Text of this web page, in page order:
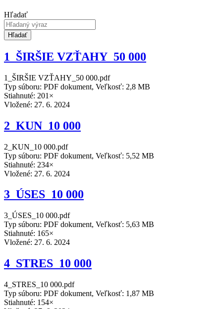
Hľadať
Hľadať
1_ŠIRŠIE VZŤAHY_50 000
1_ŠIRŠIE VZŤAHY_50 000.pdf
Typ súboru: PDF dokument, Veľkosť: 2,8 MB
Stiahnuté: 201×
Vložené: 27. 6. 2024
2_KUN_10 000
2_KUN_10 000.pdf
Typ súboru: PDF dokument, Veľkosť: 5,52 MB
Stiahnuté: 234×
Vložené: 27. 6. 2024
3_ÚSES_10 000
3_ÚSES_10 000.pdf
Typ súboru: PDF dokument, Veľkosť: 5,63 MB
Stiahnuté: 165×
Vložené: 27. 6. 2024
4_STRES_10 000
4_STRES_10 000.pdf
Typ súboru: PDF dokument, Veľkosť: 1,87 MB
Stiahnuté: 154×